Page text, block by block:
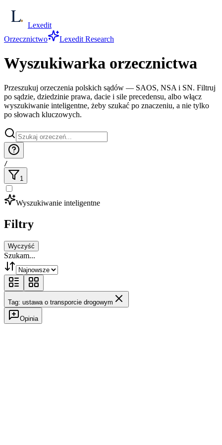
Lexedit
Orzecznictwo
Lexedit Research
Wyszukiwarka orzecznictwa
Przeszukuj orzeczenia polskich sądów — SAOS, NSA i SN. Filtruj
po sądzie, dziedzinie prawa, dacie i sile precedensu, albo włącz
wyszukiwanie inteligentne, żeby szukać po znaczeniu, a nie tylko
po słowach kluczowych.
/
1
Wyszukiwanie inteligentne
Filtry
Wyczyść
Szukam...
Tag: ustawa o transporcie drogowym
Opinia